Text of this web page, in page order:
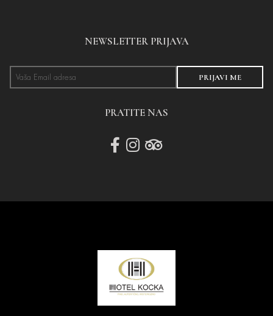
NEWSLETTER PRIJAVA
PRIJAVI ME
PRATITE NAS